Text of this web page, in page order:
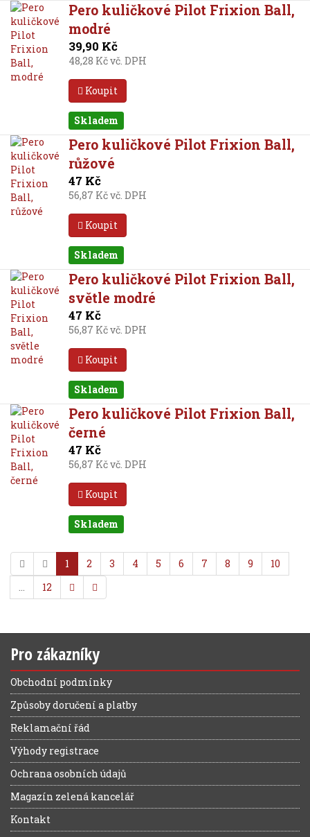
Pero kuličkové Pilot Frixion Ball,
modré
39,90 Kč
48,28 Kč vč. DPH
Koupit
Skladem
Pero kuličkové Pilot Frixion Ball,
růžové
47 Kč
56,87 Kč vč. DPH
Koupit
Skladem
Pero kuličkové Pilot Frixion Ball,
světle modré
47 Kč
56,87 Kč vč. DPH
Koupit
Skladem
Pero kuličkové Pilot Frixion Ball,
černé
47 Kč
56,87 Kč vč. DPH
Koupit
Skladem
1 2 3 4 5 6 7 8 9
10
…
12
Pro zákazníky
Obchodní podmínky
Způsoby doručení a platby
Reklamační řád
Výhody registrace
Ochrana osobních údajů
Magazín zelená kancelář
Kontakt